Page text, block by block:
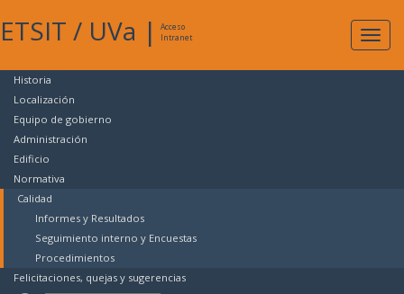
ETSIT / UVa |
Acceso
Intranet
Historia
Localización
Equipo de gobierno
Administración
Edificio
Normativa
Calidad
Informes y Resultados
Seguimiento interno y Encuestas
Procedimientos
Felicitaciones, quejas y sugerencias